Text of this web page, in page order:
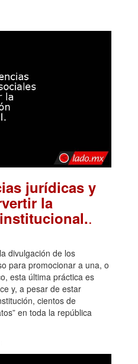
jurídicas y
la
.
divulgación de los
para promocionar a una, o
esta última práctica es
y, a pesar de estar
cientos de
en toda la república